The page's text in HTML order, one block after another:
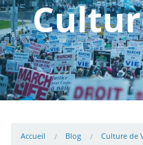
Boutique
Accueil Blog Culture de